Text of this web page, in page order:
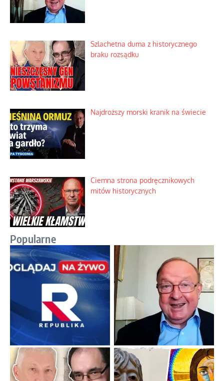
Szlachetna duma z historycznego
braku rozsądku
Najdroższy morski kranik na świecie
Ciemna strona podręcznikowych
mitów historycznych
Popularne